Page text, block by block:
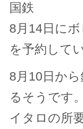
国鉄
8月14日に
を予約して
8月10日か
るそうです
イタロの所